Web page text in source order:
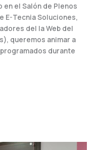
en el Salón de Plenos
E-Tecnia Soluciones,
del la Web del
queremos animar a
durante